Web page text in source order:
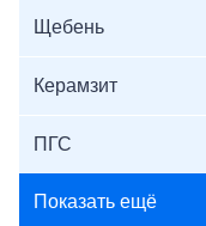
Щебень
Керамзит
ПГС
Показать ещё